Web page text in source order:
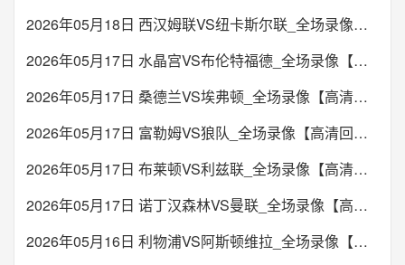
2026年05月18日 西汉姆联VS纽卡斯尔联_全场录像【高清回放】
2026年05月17日 水晶宫VS布伦特福德_全场录像【高清回放】
2026年05月17日 桑德兰VS埃弗顿_全场录像【高清回放】
2026年05月17日 富勒姆VS狼队_全场录像【高清回放】
2026年05月17日 布莱顿VS利兹联_全场录像【高清回放】
2026年05月17日 诺丁汉森林VS曼联_全场录像【高清回放】
2026年05月16日 利物浦VS阿斯顿维拉_全场录像【高清回放】